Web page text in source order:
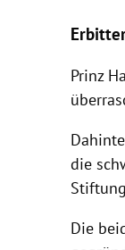
Prinz
die
Die